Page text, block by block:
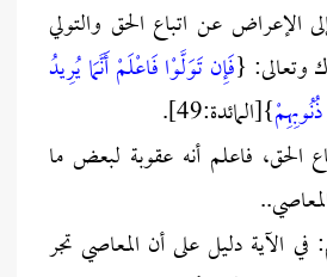
الإعراض عن اتباع الحق والتولي
وتعالى: {فَإِن تَوَلَّوْا فَاعْلَمْ أَنَّمَا يُرِيدُ
}[المائدة:49].
الحق، فاعلم أنه عقوبة لبعض ما
الآية دليل على أن المعاصي تجر